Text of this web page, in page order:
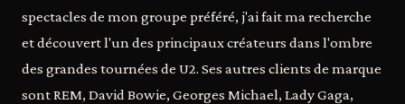
spectacles de mon groupe préféré, j'ai fait ma recherche
et découvert l'un des principaux créateurs dans l'ombre
des grandes tournées de U2. Ses autres clients de marque
sont REM, David Bowie, Georges Michael, Lady Gaga,